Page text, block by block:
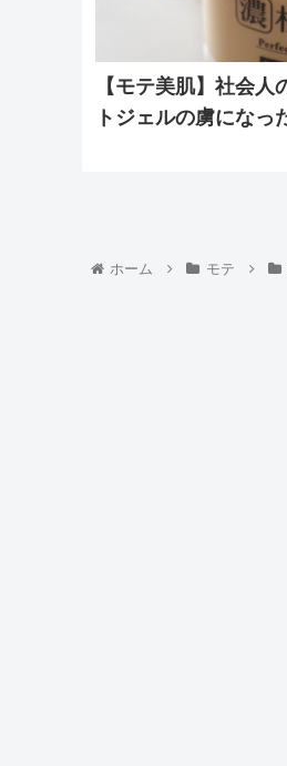
【モテ美肌】社会
トジェルの虜になっ
ホーム モテ